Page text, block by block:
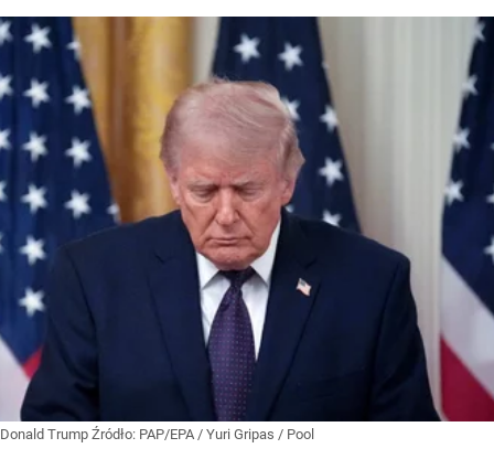
Donald Trump Źródło: PAP/EPA / Yuri Gripas / Pool